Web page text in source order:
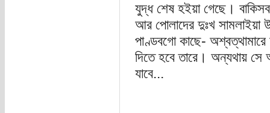
যুদ্ধ শেষ হইয়া গেছে।
আর পোলাদের দুঃখ সামলাইয়া
পাণ্ডবগো কাছে-
দিতে হবে তারে। অন্যথায় সে
যাবে...